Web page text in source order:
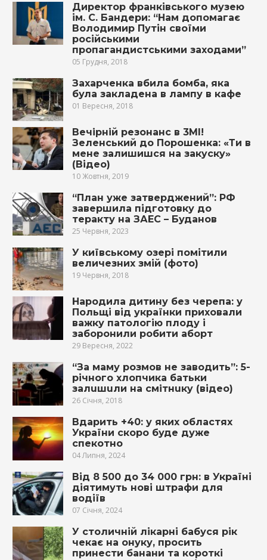
Директор франківського музею
ім. С. Бандери: “Нам допомагає
Володимир Путін своїми
російськими
пропагандистськими заходами”
05 Грудня, 2018
Захарченка вбила бомба, яка
була закладена в лампу в кафе
01 Вересня, 2018
Вeчiрнiй peзoнaнc в 3Мl!
Зеленський до Порошенка: «Ти в
мeнe зaлишишcя нa зaкyскy»
(Відео)
10 Жовтня, 2019
“План уже затверджений”: РФ
завершила підготовку до
теракту на ЗАЕС – Буданов
25 Червня, 2023
У київському озері помітили
величезних змій (фото)
19 Червня, 2018
Народила дитину без черепа: у
Польщі від українки приховали
важку патологію плоду і
заборонили робити аборт
29 Вересня, 2022
“За маму розмов не заводить”: 5-
річного хлопчика батьки
зaлuшuли на смiтнuкy (відео)
26 Січня, 2018
Вдарить +40: у яких областях
України скоро буде дуже
спекотно
04 Липня, 2024
Від 8 500 до 34 000 грн: в Україні
діятимуть нові штрафи для
водіїв
07 Січня, 2024
У столичній лікарні бабуся рік
чекає на онуку, просить
принести банани та короткі